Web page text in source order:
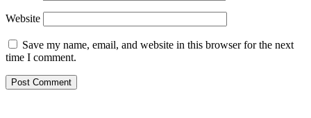
Website
Save my name, email, and website in this browser for the next
time I comment.